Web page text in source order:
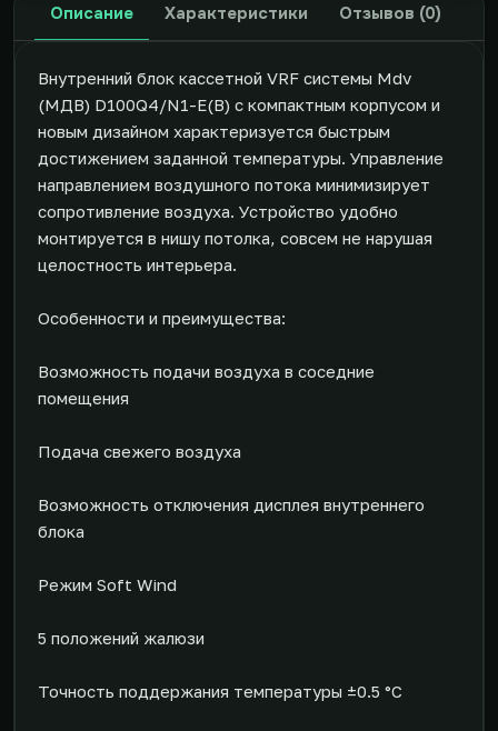
Описание Характеристики Отзывов (0)
Внутренний блок кассетной VRF системы Mdv
(МДВ) D100Q4/N1-E(B) с компактным корпусом и
новым дизайном характеризуется быстрым
достижением заданной температуры. Управление
направлением воздушного потока минимизирует
сопротивление воздуха. Устройство удобно
монтируется в нишу потолка, совсем не нарушая
целостность интерьера.
Особенности и преимущества:
Возможность подачи воздуха в соседние
помещения
Подача свежего воздуха
Возможность отключения дисплея внутреннего
блока
Режим Soft Wind
5 положений жалюзи
Точность поддержания температуры ±0.5 °C